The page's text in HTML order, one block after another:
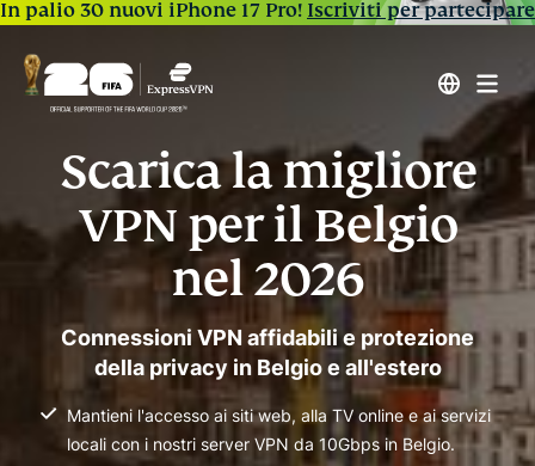
In palio 30 nuovi iPhone 17 Pro! Iscriviti per partecipare
Scarica la migliore
VPN per il Belgio
nel 2026
Connessioni VPN affidabili e protezione
della privacy in Belgio e all'estero
Mantieni l'accesso ai siti web, alla TV online e ai servizi
locali con i nostri server VPN da 10Gbps in Belgio.